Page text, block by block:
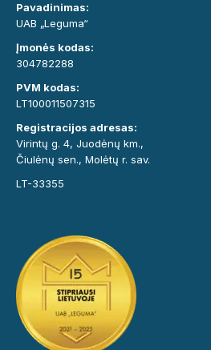
Pavadinimas:
UAB „Leguma“
Įmonės kodas:
304782288
PVM kodas:
LT100011507315
Registracijos adresas:
Virintų g. 4, Juodėnų km.,
Čiulėnų sen., Molėtų r. sav.
LT-33355